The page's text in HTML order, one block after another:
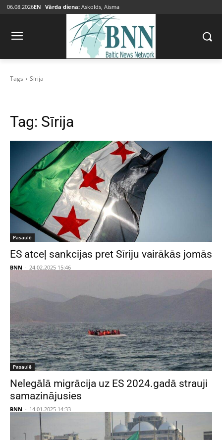
06.08.2026EN Vārda diena: Askolds, Aisma
Tags Sīrija
Tag: Sīrija
Pasaulē
ES atceļ sankcijas pret Sīriju vairākās jomās
BNN - 24.02.2025 15:46
Pasaulē
Nelegālā migrācija uz ES 2024.gadā strauji
samazinājusies
BNN - 14.01.2025 14:33